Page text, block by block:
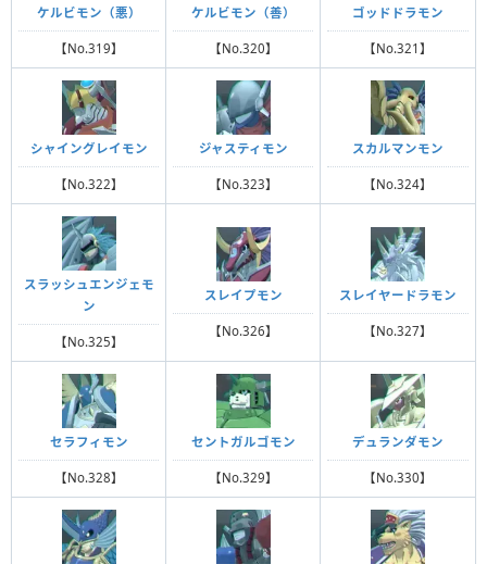
ケルビモン（悪）
【No.319】
ケルビモン（善）
【No.320】
ゴッドドラモン
【No.321】
シャイングレイモン
【No.322】
ジャスティモン
【No.323】
スカルマンモン
【No.324】
スラッシュエンジェモ
ン
【No.325】
スレイプモン
【No.326】
スレイヤードラモン
【No.327】
セラフィモン
【No.328】
セントガルゴモン
【No.329】
デュランダモン
【No.330】